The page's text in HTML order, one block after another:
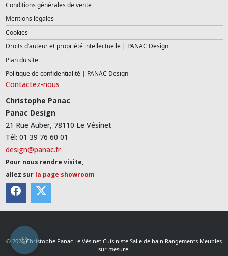
Conditions générales de vente
Mentions légales
Cookies
Droits d’auteur et propriété intellectuelle | PANAC Design
Plan du site
Politique de confidentialité | PANAC Design
Contactez-nous
Christophe Panac
Panac Design
21 Rue Auber, 78110 Le Vésinet
Tél: 01 39 76 60 01
design@panac.fr
Pour nous rendre visite,
allez sur la page showroom
© 2026 Christophe Panac Le Vésinet Cuisiniste Salle de bain Rangements Meubles
sur mesure.